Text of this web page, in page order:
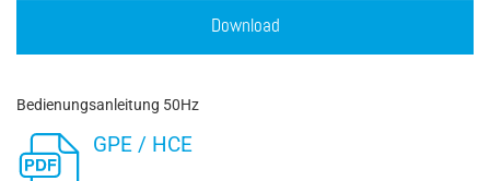
Download
Bedienungsanleitung 50Hz
GPE / HCE